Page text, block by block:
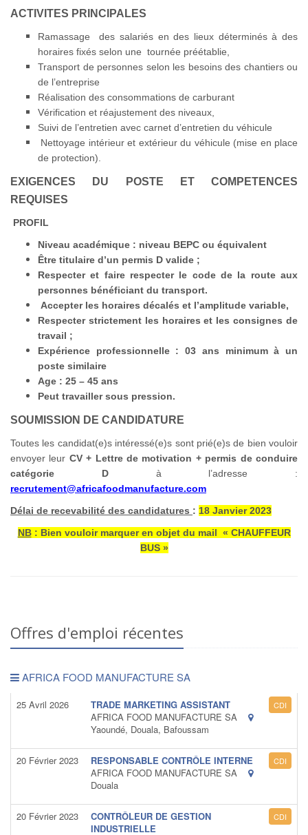
ACTIVITES PRINCIPALES
Ramassage des salariés en des lieux déterminés à des
horaires fixés selon une tournée préétablie,
Transport de personnes selon les besoins des chantiers ou
de l’entreprise
Réalisation des consommations de carburant
Vérification et réajustement des niveaux,
Suivi de l’entretien avec carnet d’entretien du véhicule
Nettoyage intérieur et extérieur du véhicule (mise en place
de protection).
EXIGENCES DU POSTE ET COMPETENCES
REQUISES
PROFIL
Niveau académique : niveau BEPC ou équivalent
Être titulaire d’un permis D valide ;
Respecter et faire respecter le code de la route aux
personnes bénéficiant du transport.
Accepter les horaires décalés et l’amplitude variable,
Respecter strictement les horaires et les consignes de
travail ;
Expérience professionnelle : 03 ans minimum à un
poste similaire
Age : 25 – 45 ans
Peut travailler sous pression.
SOUMISSION DE CANDIDATURE
Toutes les candidat(e)s intéressé(e)s sont prié(e)s de bien vouloir
envoyer leur CV + Lettre de motivation + permis de conduire
catégorie D à l’adresse :
recrutement@africafoodmanufacture.com
Délai de recevabilité des candidatures : 18 Janvier 2023
NB: Bien vouloir marquer en objet du mail « CHAUFFEUR
BUS »
Offres d'emploi récentes
AFRICA FOOD MANUFACTURE SA
25 Avril 2026
TRADE MARKETING ASSISTANT
AFRICA FOOD MANUFACTURE SA
Yaoundé, Douala, Bafoussam
CDI
20 Février 2023
RESPONSABLE CONTRÔLE INTERNE
AFRICA FOOD MANUFACTURE SA
Douala
CDI
20 Février 2023
CONTRÔLEUR DE GESTION
INDUSTRIELLE
CDI